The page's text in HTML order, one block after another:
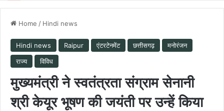
Home / Hindi news
Hindi news Raipur एंटरटेनमेंट छत्तीसगढ़
मनोरंजन
राज्य
विविध
मुख्यमंत्री ने स्वतंत्रता संग्राम सेनानी
श्री केयूर भूषण की जयंती पर उन्हें किया